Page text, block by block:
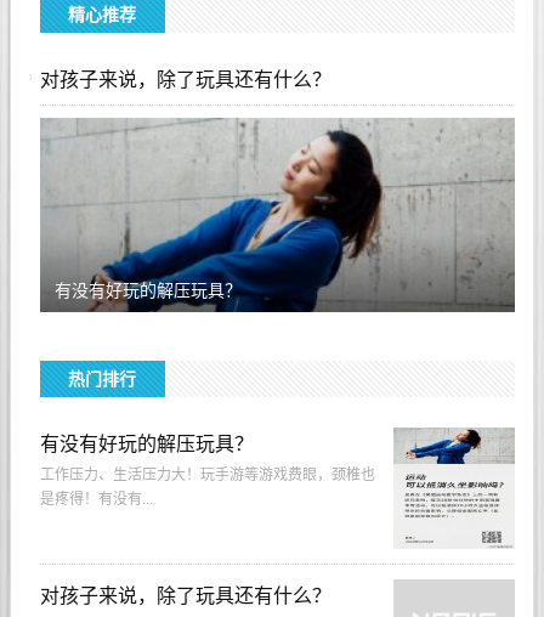
精心推荐
对孩子来说，除了玩具还有什么？
有没有好玩的解压玩具？
热门排行
有没有好玩的解压玩具？
工作压力、生活压力大！玩手游等游戏费眼，颈椎也
是疼得！有没有...
对孩子来说，除了玩具还有什么？